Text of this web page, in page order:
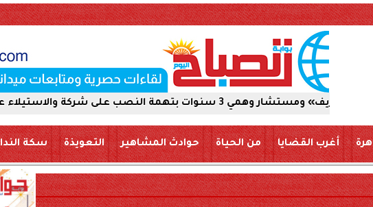
والاستيلاء على 5 ملايين جنيه
أغرب القضايا من الحياة حوادث المشاهير التعويذة سكة